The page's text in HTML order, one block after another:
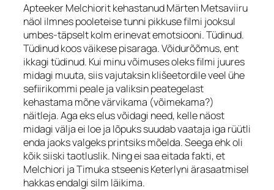
Apteeker Melchiorit kehastanud Märten Metsaviiru
näol ilmnes pooleteise tunni pikkuse filmi jooksul
umbes-täpselt kolm erinevat emotsiooni. Tüdinud.
Tüdinud koos väikese pisaraga. Võidurõõmus, ent
ikkagi tüdinud. Kui minu võimuses oleks filmi juures
midagi muuta, siis vajutaksin klišeetordile veel ühe
sefiirikommi peale ja valiksin peategelast
kehastama mõne värvikama (võimekama?)
näitleja. Aga eks elus võidagi need, kelle näost
midagi välja ei loe ja lõpuks suudab vaataja iga rüütli
enda jaoks valgeks printsiks mõelda. Seega ehk oli
kõik siiski taotluslik. Ning ei saa eitada fakti, et
Melchiori ja Timuka stseenis Keterlyni ärasaatmisel
hakkas endalgi silm läikima.